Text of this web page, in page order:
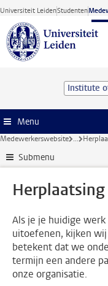
Ga direct naar de
Universiteit LeidenStudenten
Menu
Medewerkerswebsite ...
Submenu
Herplaatsing
Als je je huidige
uitoefenen, kijken
betekent dat we
termijn een andere
onze organisatie.